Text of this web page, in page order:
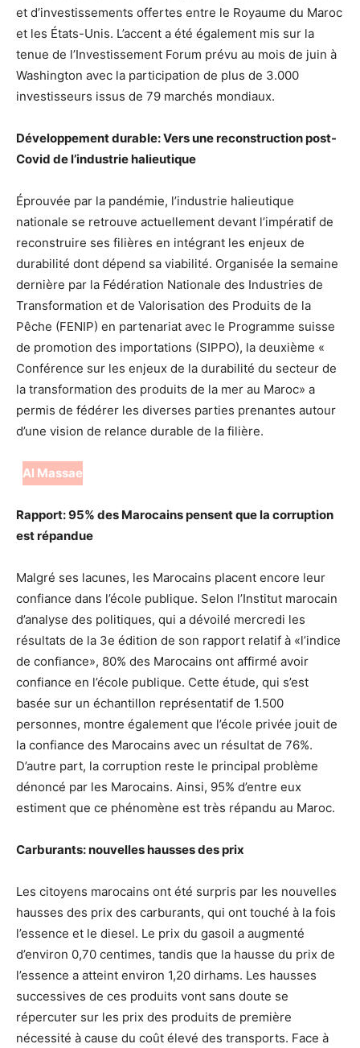
et d’investissements offertes entre le Royaume du Maroc
et les États-Unis. L’accent a été également mis sur la
tenue de l’Investissement Forum prévu au mois de juin à
Washington avec la participation de plus de 3.000
investisseurs issus de 79 marchés mondiaux.
Développement durable: Vers une reconstruction post-
Covid de l’industrie halieutique
Éprouvée par la pandémie, l’industrie halieutique
nationale se retrouve actuellement devant l’impératif de
reconstruire ses filières en intégrant les enjeux de
durabilité dont dépend sa viabilité. Organisée la semaine
dernière par la Fédération Nationale des Industries de
Transformation et de Valorisation des Produits de la
Pêche (FENIP) en partenariat avec le Programme suisse
de promotion des importations (SIPPO), la deuxième «
Conférence sur les enjeux de la durabilité du secteur de
la transformation des produits de la mer au Maroc» a
permis de fédérer les diverses parties prenantes autour
d’une vision de relance durable de la filière.
Al Massae
Rapport: 95% des Marocains pensent que la corruption
est répandue
Malgré ses lacunes, les Marocains placent encore leur
confiance dans l’école publique. Selon l’Institut marocain
d’analyse des politiques, qui a dévoilé mercredi les
résultats de la 3e édition de son rapport relatif à «l’indice
de confiance», 80% des Marocains ont affirmé avoir
confiance en l’école publique. Cette étude, qui s’est
basée sur un échantillon représentatif de 1.500
personnes, montre également que l’école privée jouit de
la confiance des Marocains avec un résultat de 76%.
D’autre part, la corruption reste le principal problème
dénoncé par les Marocains. Ainsi, 95% d’entre eux
estiment que ce phénomène est très répandu au Maroc.
Carburants: nouvelles hausses des prix
Les citoyens marocains ont été surpris par les nouvelles
hausses des prix des carburants, qui ont touché à la fois
l’essence et le diesel. Le prix du gasoil a augmenté
d’environ 0,70 centimes, tandis que la hausse du prix de
l’essence a atteint environ 1,20 dirhams. Les hausses
successives de ces produits vont sans doute se
répercuter sur les prix des produits de première
nécessité à cause du coût élevé des transports. Face à